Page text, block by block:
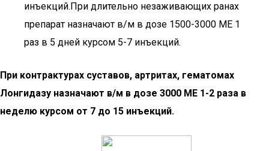
инъекций.При длительно незаживающих ранах
препарат назначают в/м в дозе 1500-3000 МЕ 1
раз в 5 дней курсом 5-7 инъекций.
При контрактурах суставов, артритах, гематомах
Лонгидазу назначают в/м в дозе 3000 МЕ 1-2 раза в
неделю курсом от 7 до 15 инъекций.